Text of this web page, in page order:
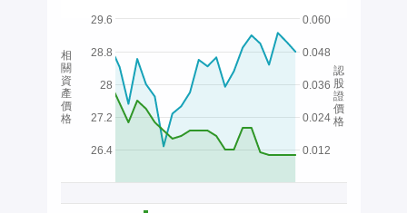
28
26.4
27.2
28.8
29.6
0.012
0.024
0.036
0.048
0.060
相
關
資
產
價
格
認
股
證
價
格